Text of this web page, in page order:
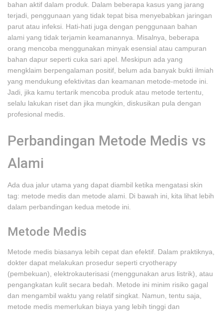
bahan aktif dalam produk. Dalam beberapa kasus yang jarang
terjadi, penggunaan yang tidak tepat bisa menyebabkan jaringan
parut atau infeksi. Hati-hati juga dengan penggunaan bahan
alami yang tidak terjamin keamanannya. Misalnya, beberapa
orang mencoba menggunakan minyak esensial atau campuran
bahan dapur seperti cuka sari apel. Meskipun ada yang
mengklaim berpengalaman positif, belum ada banyak bukti ilmiah
yang mendukung efektivitas dan keamanan metode-metode ini.
Jadi, jika kamu tertarik mencoba produk atau metode tertentu,
selalu lakukan riset dan jika mungkin, diskusikan pula dengan
profesional medis.
Perbandingan Metode Medis vs
Alami
Ada dua jalur utama yang dapat diambil ketika mengatasi skin
tag: metode medis dan metode alami. Di bawah ini, kita lihat lebih
dalam perbandingan kedua metode ini.
Metode Medis
Metode medis biasanya lebih cepat dan efektif. Dalam praktiknya,
dokter dapat melakukan prosedur seperti cryotherapy
(pembekuan), elektrokauterisasi (menggunakan arus listrik), atau
pengangkatan kulit secara bedah. Metode ini minim risiko gagal
dan mengambil waktu yang relatif singkat. Namun, tentu saja,
metode medis memerlukan biaya yang lebih tinggi dan